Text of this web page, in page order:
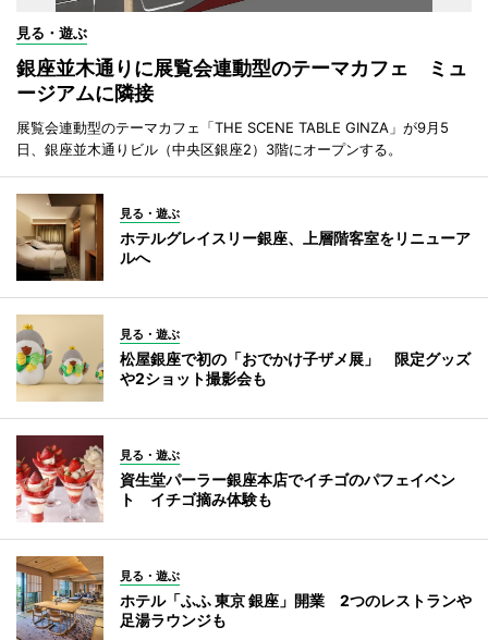
見る・遊ぶ
銀座並木通りに展覧会連動型のテーマカフェ ミュ
ージアムに隣接
展覧会連動型のテーマカフェ「THE SCENE TABLE GINZA」が9月5
日、銀座並木通りビル（中央区銀座2）3階にオープンする。
見る・遊ぶ
ホテルグレイスリー銀座、上層階客室をリニューア
ルへ
見る・遊ぶ
松屋銀座で初の「おでかけ子ザメ展」 限定グッズ
や2ショット撮影会も
見る・遊ぶ
資生堂パーラー銀座本店でイチゴのパフェイベン
ト イチゴ摘み体験も
見る・遊ぶ
ホテル「ふふ 東京 銀座」開業 2つのレストランや
足湯ラウンジも